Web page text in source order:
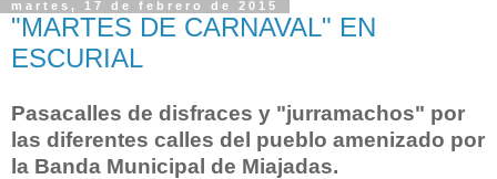
martes, 17 de febrero de 2015
"MARTES DE CARNAVAL" EN
ESCURIAL
Pasacalles de disfraces y "jurramachos" por
las diferentes calles del pueblo amenizado por
la Banda Municipal de Miajadas.